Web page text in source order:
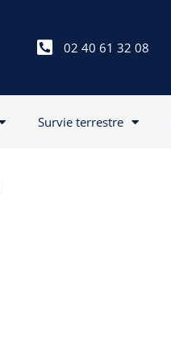
02 40 61 32 08
Survie terrestre